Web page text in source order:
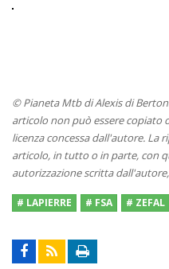
© Pianeta Mtb di Alexis di
articolo non può essere copiato
licenza concessa dall'autore. La
articolo, in tutto o in parte, con
autorizzazione scritta
# LAPIERRE # FSA # ZEFAL